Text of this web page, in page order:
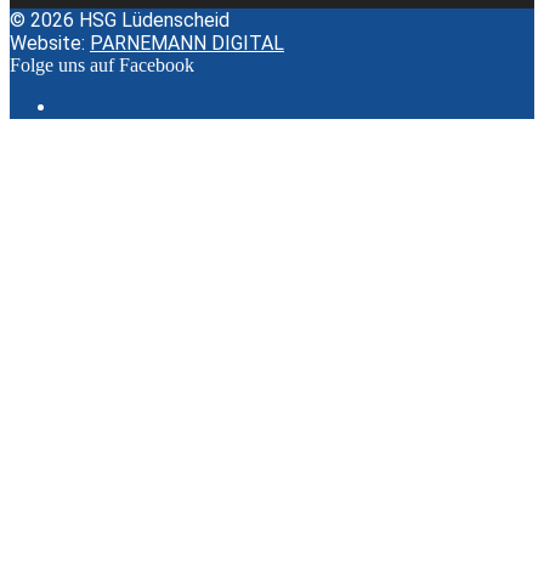
© 2026 HSG Lüdenscheid
Website: PARNEMANN DIGITAL
Folge uns auf Facebook